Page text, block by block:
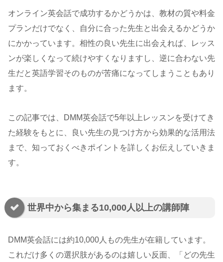
オンライン英会話で成功するかどうかは、教材の質や料金
プランだけでなく、自分に合った先生と出会えるかどうか
にかかっています。相性の良い先生に出会えれば、レッス
ンが楽しくなって続けやすくなりますし、逆に合わない先
生だと英語学習そのものが苦痛になってしまうこともあり
ます。
この記事では、DMM英会話で5年以上レッスンを受けてき
た経験をもとに、良い先生の見つけ方から効果的な活用法
まで、知っておくべきポイントを詳しくお伝えしていきま
す。
世界中から集まる10,000人以上の講師陣
DMM英会話には約10,000人もの先生が在籍しています。
これだけ多くの選択肢があるのは嬉しい反面、「どの先生